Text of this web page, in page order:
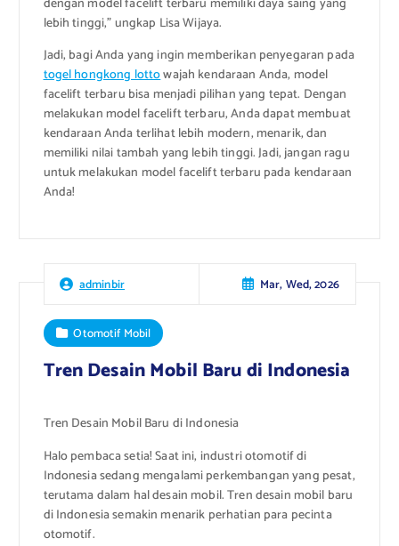
lebih tinggi,” ungkap Lisa Wijaya.
Jadi, bagi Anda yang ingin memberikan penyegaran pada
togel hongkong lottowajah kendaraan Anda, model
facelift terbaru bisa menjadi pilihan yang tepat. Dengan
melakukan model facelift terbaru, Anda dapat membuat
kendaraan Anda terlihat lebih modern, menarik, dan
memiliki nilai tambah yang lebih tinggi. Jadi, jangan ragu
untuk melakukan model facelift terbaru pada kendaraan
Anda!
adminbir Mar, Wed, 2026
Otomotif Mobil
Tren Desain Mobil Baru di Indonesia
Tren Desain Mobil Baru di Indonesia
Halo pembaca setia! Saat ini, industri otomotif di
Indonesia sedang mengalami perkembangan yang pesat,
terutama dalam hal desain mobil. Tren desain mobil baru
di Indonesia semakin menarik perhatian para pecinta
otomotif.